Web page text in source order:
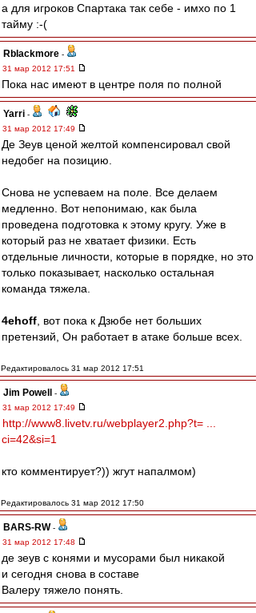
а для игроков Спартака так себе - имхо по 1
тайму :-(
Rblackmore -
31 мар 2012 17:51
Пока нас имеют в центре поля по полной
Yarri -
31 мар 2012 17:49
Де Зеув ценой желтой компенсировал свой
недобег на позицию.
Снова не успеваем на поле. Все делаем
медленно. Вот непонимаю, как была
проведена подготовка к этому кругу. Уже в
который раз не хватает физики. Есть
отдельные личности, которые в порядке, но это
только показывает, насколько остальная
команда тяжела.
4ehoff , вот пока к Дзюбе нет больших
претензий, Он работает в атаке больше всех.
Редактировалось 31 мар 2012 17:51
Jim Powell
-
31 мар 2012 17:49
http://www8.livetv.ru/webplayer2.php?t= ...
ci=42&si=1
кто комментирует?)) жгут напалмом)
Редактировалось 31 мар 2012 17:50
BARS-RW -
31 мар 2012 17:48
де зеув с конями и мусорами был никакой
и сегодня снова в составе
Валеру тяжело понять.